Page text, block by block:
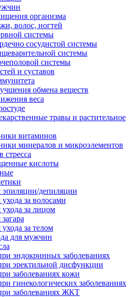
организма
волос, ногтей
системы
сосудистой системы
системы
системы
и суставов
обмена веществ
веса
травы и растительное
витаминов
минералов и микроэлементов
кислоты
эпиляции/депиляции
за волосами
ухода за лицом
за телом
для мужчин
эндокринных заболеваниях
эректильной дисфункции
заболеваниях кожи
гинекологических заболеваниях
заболеваниях ЖКТ